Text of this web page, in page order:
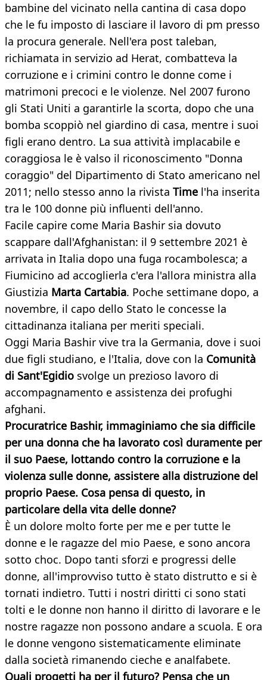
bambine del vicinato nella cantina di casa dopo
che le fu imposto di lasciare il lavoro di pm presso
la procura generale. Nell'era post taleban,
richiamata in servizio ad Herat, combatteva la
corruzione e i crimini contro le donne come i
matrimoni precoci e le violenze. Nel 2007 furono
gli Stati Uniti a garantirle la scorta, dopo che una
bomba scoppiò nel giardino di casa, mentre i suoi
figli erano dentro. La sua attività implacabile e
coraggiosa le è valso il riconoscimento "Donna
coraggio" del Dipartimento di Stato americano nel
2011; nello stesso anno la rivista Time l'ha inserita
tra le 100 donne più influenti dell'anno.
Facile capire come Maria Bashir sia dovuto
scappare dall'Afghanistan: il 9 settembre 2021 è
arrivata in Italia dopo una fuga rocambolesca; a
Fiumicino ad accoglierla c'era l'allora ministra alla
Giustizia Marta Cartabia. Poche settimane dopo, a
novembre, il capo dello Stato le concesse la
cittadinanza italiana per meriti speciali.
Oggi Maria Bashir vive tra la Germania, dove i suoi
due figli studiano, e l'Italia, dove con la Comunità
di Sant'Egidio svolge un prezioso lavoro di
accompagnamento e assistenza dei profughi
afghani.
Procuratrice Bashir, immaginiamo che sia difficile
per una donna che ha lavorato così duramente per
il suo Paese, lottando contro la corruzione e la
violenza sulle donne, assistere alla distruzione del
proprio Paese. Cosa pensa di questo, in
particolare della vita delle donne?
È un dolore molto forte per me e per tutte le
donne e le ragazze del mio Paese, e sono ancora
sotto choc. Dopo tanti sforzi e progressi delle
donne, all'improvviso tutto è stato distrutto e si è
tornati indietro. Tutti i nostri diritti ci sono stati
tolti e le donne non hanno il diritto di lavorare e le
nostre ragazze non possono andare a scuola. E ora
le donne vengono sistematicamente eliminate
dalla società rimanendo cieche e analfabete.
Quali progetti ha per il futuro? Pensa che un